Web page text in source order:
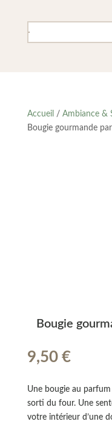
Accueil / Ambiance &
Bougie gourmande
Bougie
9,50 €
Une bougie au
sorti du four. Une
votre intérieur d’une